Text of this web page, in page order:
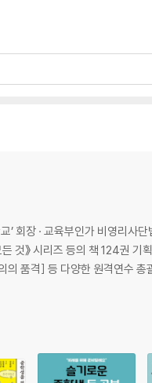
진로진학 대표강사 역임 ·
Best 컨설팅 프로그램’, ‘AI 동화작가’ 기획과 자문 · 교원연수 티처빌 [과제